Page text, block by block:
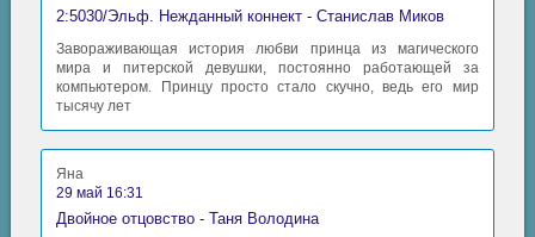
2:5030/Эльф. Нежданный коннект - Станислав Миков
Завораживающая история любви принца из магического
мира и питерской девушки, постоянно работающей за
компьютером. Принцу просто стало скучно, ведь его мир
тысячу лет
Яна
29 май 16:31
Двойное отцовство - Таня Володина